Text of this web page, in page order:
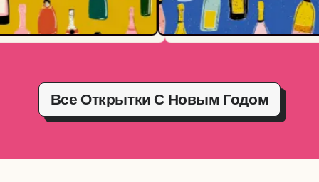
Все Открытки С Новым Годом